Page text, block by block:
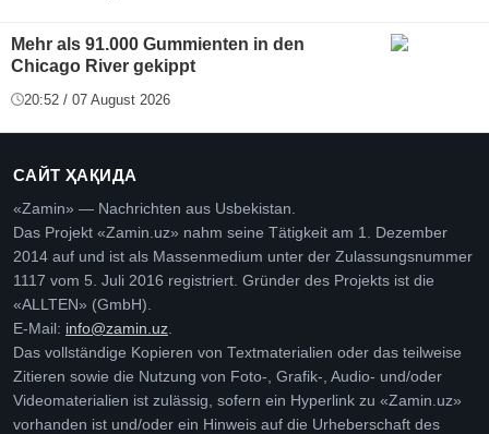
Mehr als 91.000 Gummienten in den
Chicago River gekippt
20:52 / 07 August 2026
САЙТ ҲАҚИДА
«Zamin» — Nachrichten aus Usbekistan.
Das Projekt «Zamin.uz» nahm seine Tätigkeit am 1. Dezember
2014 auf und ist als Massenmedium unter der Zulassungsnummer
1117 vom 5. Juli 2016 registriert. Gründer des Projekts ist die
«ALLTEN» (GmbH).
E-Mail: info@zamin.uz
Das vollständige Kopieren von Textmaterialien oder das teilweise
Zitieren sowie die Nutzung von Foto-, Grafik-, Audio- und/oder
Videomaterialien ist zulässig, sofern ein Hyperlink zu «Zamin.uz»
vorhanden ist und/oder ein Hinweis auf die Urheberschaft des